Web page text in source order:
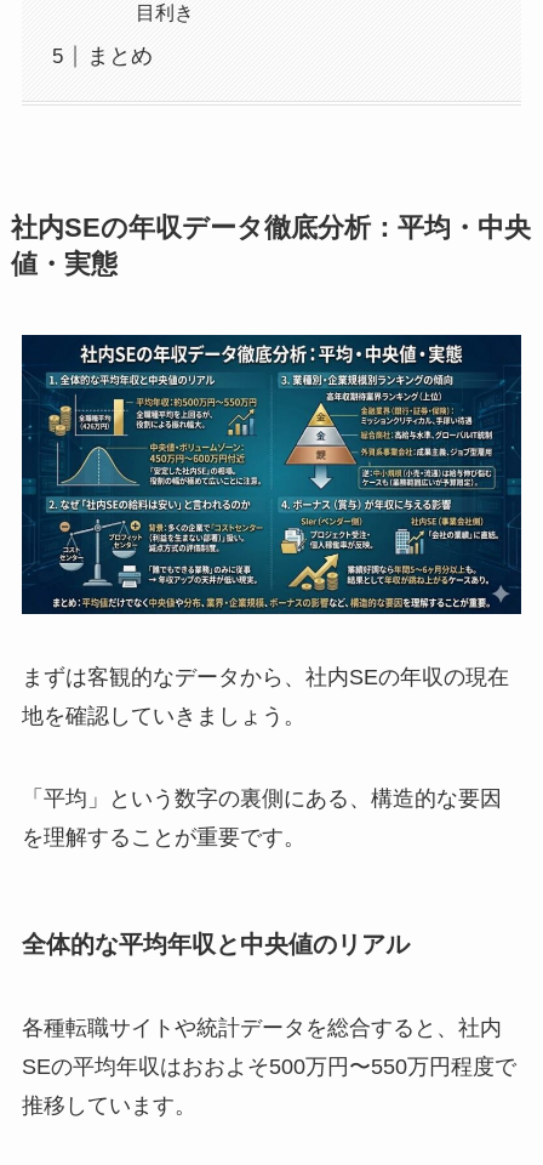
目利き
まとめ
社内SEの年収データ徹底分析：平均・中央
値・実態
まずは客観的なデータから、社内SEの年収の現在
地を確認していきましょう。
「平均」という数字の裏側にある、構造的な要因
を理解することが重要です。
全体的な平均年収と中央値のリアル
各種転職サイトや統計データを総合すると、社内
SEの平均年収はおおよそ500万円〜550万円程度で
推移しています。